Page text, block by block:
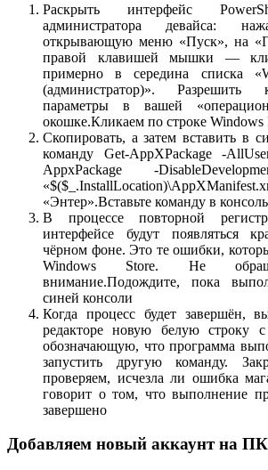
Раскрыть интерфейс
администратора девайса:
открывающую меню «Пуск», на
правой клавишей мышки —
примерно в середина списка
(администратор)». Разрешить
параметры в вашей
окошке.Кликаем по строке Windows
Скопировать, а затем вставить в
команду Get-AppXPackage -
AppxPackage -
«Энтер».Вставьте команду в
В процессе повторной
интерфейсе будут появляться
чёрном фоне. Это те ошибки,
Windows Store. Не
внимание.Подождите, пока
синей консоли
Когда процесс будет завершён,
редакторе новую белую строку
обозначающую, что программа
запустить другую команду.
проверяем, исчезла ли ошибка
говорит о том, что выполнение
завершено
Добавляем новый аккаунт на ПК